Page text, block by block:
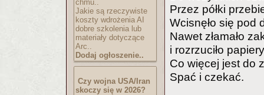
chmu..
Jakie są rzeczywiste
koszty wdrożenia AI
dobre szkolenia lub
materiały dotyczące
Arc..
Dodaj ogłoszenie..
Czy wojna USA/Iran
skoczy się w 2026?
Przez półki
Wcisnęło się pod
Nawet złamało
i rozrzuciło
Co więcej jest do
Spać i czekać.